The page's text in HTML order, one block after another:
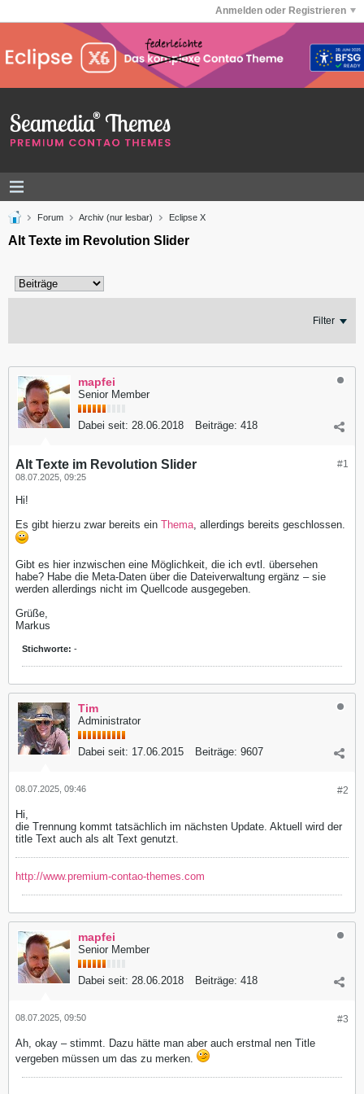
Anmelden oder Registrieren
Forum Archiv (nur lesbar) Eclipse X
Alt Texte im Revolution Slider
Filter
mapfei
Senior Member
Dabei seit: 28.06.2018 Beiträge: 418
#1
Alt Texte im Revolution Slider
08.07.2025, 09:25
Hi!
Es gibt hierzu zwar bereits ein Thema , allerdings bereits geschlossen.
Gibt es hier inzwischen eine Möglichkeit, die ich evtl. übersehen
habe? Habe die Meta-Daten über die Dateiverwaltung ergänz – sie
werden allerdings nicht im Quellcode ausgegeben.
Grüße,
Markus
Stichworte: -
Tim
Administrator
Dabei seit: 17.06.2015 Beiträge: 9607
#2
08.07.2025, 09:46
Hi,
die Trennung kommt tatsächlich im nächsten Update. Aktuell wird der
title Text auch als alt Text genutzt.
http://www.premium-contao-themes.com
mapfei
Senior Member
Dabei seit: 28.06.2018 Beiträge: 418
#3
08.07.2025, 09:50
Ah, okay – stimmt. Dazu hätte man aber auch erstmal nen Title
vergeben müssen um das zu merken.